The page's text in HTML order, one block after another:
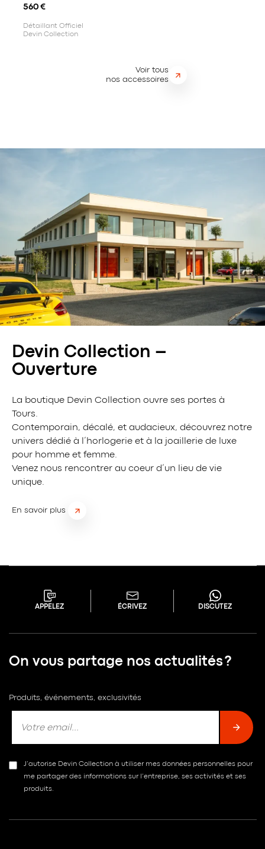
560 €
Détaillant Officiel
Devin Collection
Voir tous
nos accessoires
Devin Collection –
Ouverture
La boutique Devin Collection ouvre ses portes à
Tours.
Contemporain, décalé, et audacieux, découvrez notre
univers dédié à l’horlogerie et à la joaillerie de luxe
pour homme et femme.
Venez nous rencontrer au coeur d’un lieu de vie
unique.
En savoir plus
APPELEZ ÉCRIVEZ DISCUTEZ
On vous partage nos actualités ?
Produits, événements, exclusivités
J’autorise Devin Collection à utiliser mes données personnelles pour
me partager des informations sur l’entreprise, ses activités et ses
produits.